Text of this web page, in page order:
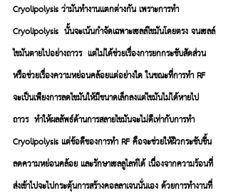
Cryolipolysis ว่ามันทำงานเเตกต่างกัน เพราะการทำ
Cryolipolysis  นั้นจะเน้นกำจัดเฉพาะเซลล์ไขมันโดยตรง จนเซลล์
ไขมันตายไปอย่างถาวร  แต่ไม่ได้ช่วยเรื่องการยกกระชับสัดส่วน
หรือช่วยเรื่องความหย่อนคล้อยแต่อย่างใด ในขณะที่การทำ RF
จะเป็นเพียงการลดไขมันให้มีขนาดเล็กลงแต่ไขมันไม่ได้หายไป
ถาวร  ทำให้ผลลัพธ์ด้านการสลายไขมันจะไม่ดีเท่ากับการทำ
Cryolipolysis แต่ข้อดีของการทำ RF คือจะช่วยให้ผิวกระชับขึ้น
ลดความหย่อนคล้อย และรักษาเซลลูไลท์ได้ เนื่องจากความร้อนที่
ส่งเข้าไปจะไปกระตุ้นการสร้างคอลลาเจนนั่นเอง ด้วยการทำงานที่